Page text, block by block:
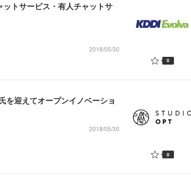
トサービス・有人チャットサ
2018/05/30
0
を迎えてオープンイノベーショ
2018/05/30
0